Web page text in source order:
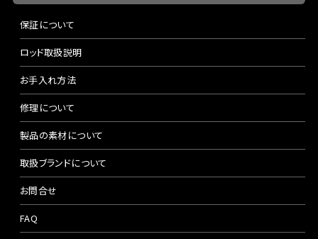
保証について
ロッド取扱説明
お手入れ方法
修理について
製品の素材について
取扱ブランドについて
お問合せ
FAQ